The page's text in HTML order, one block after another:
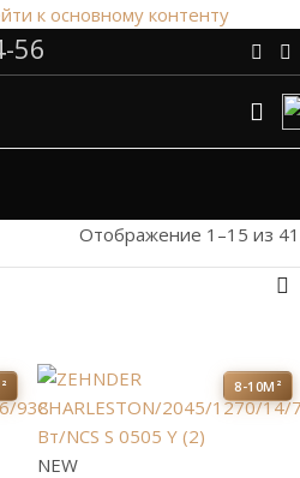
к основному контенту
время на подбор
от 3х вариантов | В
и под заказ
56
Отображение 1–15 из 41
8-10М²
NEW